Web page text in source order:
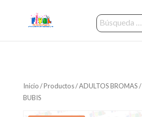
Inicio/Productos/ADULTOS BROMAS/
BUBIS